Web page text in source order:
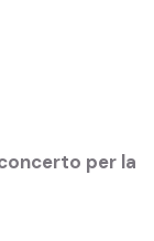
per la